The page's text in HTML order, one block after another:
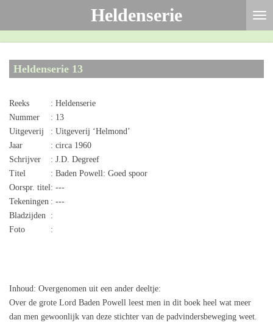
hoofdinhoud
Heldenserie
Heldenserie 13
Reeks
: Heldenserie
Nummer
: 13
Uitgeverij
: Uitgeverij ‘Helmond’
Jaar
: circa 1960
Schrijver
: J.D. Degreef
Titel
: Baden Powell: Goed spoor
Oorspr. titel: ---
Tekeningen : ---
Bladzijden :
Foto
:
Inhoud: Overgenomen uit een ander deeltje:
Over de grote Lord Baden Powell leest men in dit boek heel wat meer
dan men gewoonlijk van deze stichter van de padvindersbeweging weet.